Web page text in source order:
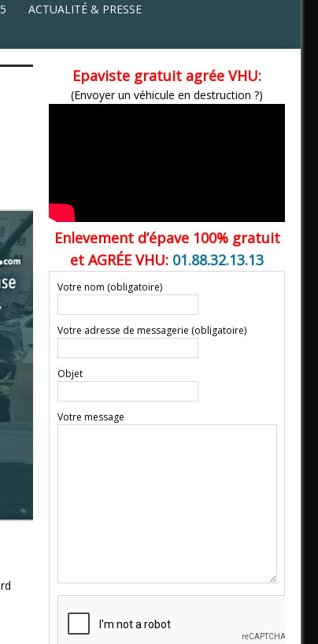
ACTUALITÉ & PRESSE
Epaviste gratuit agrée VHU:
(Envoyer un véhicule en destruction ?)
Enlevement d’épave 100% gratuit
et AGRÉE VHU: 01.88.32.13.13
Votre nom (obligatoire)
Votre adresse de messagerie (obligatoire)
Objet
Votre message